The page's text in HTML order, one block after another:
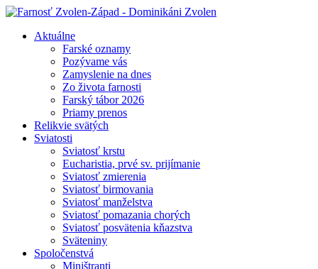
Aktuálne
Farské oznamy
Pozývame vás
Zamyslenie na dnes
Zo života farnosti
Farský tábor 2026
Priamy prenos
Relikvie svätých
Sviatosti
Sviatosť krstu
Eucharistia, prvé sv. prijímanie
Sviatosť zmierenia
Sviatosť birmovania
Sviatosť manželstva
Sviatosť pomazania chorých
Sviatosť posvätenia kňazstva
Sväteniny
Spoločenstvá
Miništranti